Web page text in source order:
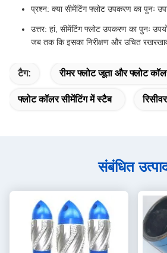
प्रश्न: क्या सीमेंटिंग फ्लोट उपकरण का पुनः
उत्तर: हां, सीमेंटिंग फ्लोट उपकरण का पुनः
जब तक कि इसका निरीक्षण और उचित
टैग: रीमर फ्लोट जूता और फ्लोट
फ्लोट कॉलर सीमेंटिंग में स्टैब
संबंधित